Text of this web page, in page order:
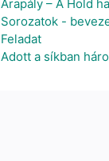
Árapály – A Hold
Sorozatok -
Feladat
Adott a síkban